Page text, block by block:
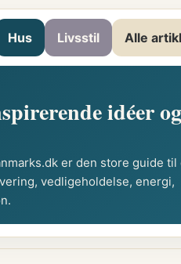
Hus Livsstil Alle
idéer
er den store guide til
vedligeholdelse, energi,